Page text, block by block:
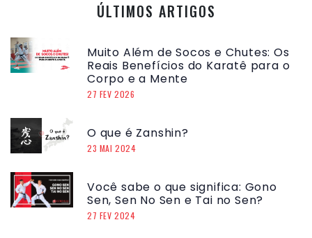
ÚLTIMOS ARTIGOS
Muito Além de Socos e Chutes: Os
Reais Benefícios do Karatê para o
Corpo e a Mente
27 FEV 2026
O que é Zanshin?
23 MAI 2024
Você sabe o que significa: Gono
Sen, Sen No Sen e Tai no Sen?
27 FEV 2024